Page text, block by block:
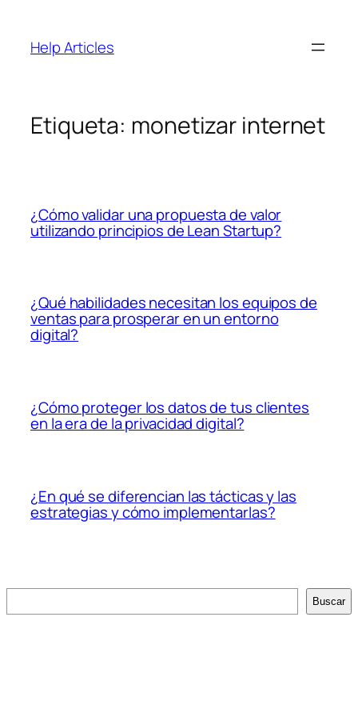
contenido
Help Articles
Etiqueta: monetizar internet
¿Cómo validar una propuesta de valor
utilizando principios de Lean Startup?
¿Qué habilidades necesitan los equipos de
ventas para prosperar en un entorno
digital?
¿Cómo proteger los datos de tus clientes
en la era de la privacidad digital?
¿En qué se diferencian las tácticas y las
estrategias y cómo implementarlas?
Buscar